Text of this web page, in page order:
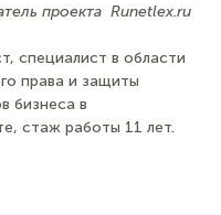
проекта Runetlex.ru
специалист в области
права и защиты
бизнеса в
стаж работы 11 лет.